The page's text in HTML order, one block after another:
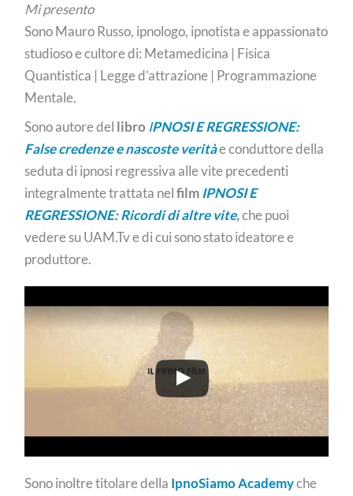
Mi presento
Sono Mauro Russo, ipnologo, ipnotista e appassionato
studioso e cultore di: Metamedicina | Fisica
Quantistica | Legge d’attrazione | Programmazione
Mentale.
Sono autore del libro IPNOSI E REGRESSIONE:
False credenze e nascoste veritàe conduttore della
seduta di ipnosi regressiva alle vite precedenti
integralmente trattata nelfilmIPNOSI E
REGRESSIONE: Ricordi di altre vite,che puoi
vedere su UAM.Tv e di cui sono stato ideatore e
produttore.
Sono inoltre titolare della IpnoSiamo Academyche